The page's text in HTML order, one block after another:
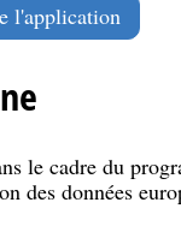
l'application
le cadre du
des données